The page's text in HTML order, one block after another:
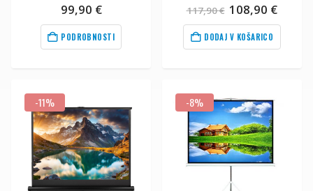
99,90 €
PODROBNOSTI
117,90€ Izvirna
cena
je
bila:
117,90€.
108,90 €
je:
DODAJ V KOŠARICO
-11% -8%